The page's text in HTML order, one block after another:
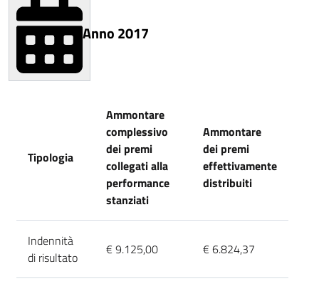
Anno 2017
Tipologia
Ammontare
complessivo
dei premi
collegati alla
performance
stanziati
Ammontare
dei premi
effettivamente
distribuiti
Indennità
di risultato
€ 9.125,00 € 6.824,37